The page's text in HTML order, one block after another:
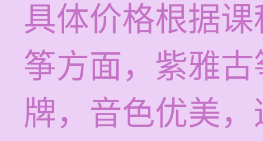
具体价格根据
筝方面，紫雅
牌，音色优美